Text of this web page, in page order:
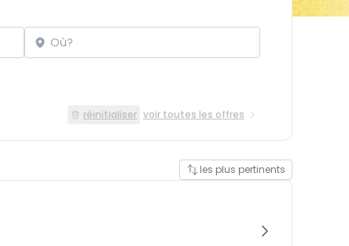
Localisation
réinitialiser voir toutes les offres
les plus pertinents